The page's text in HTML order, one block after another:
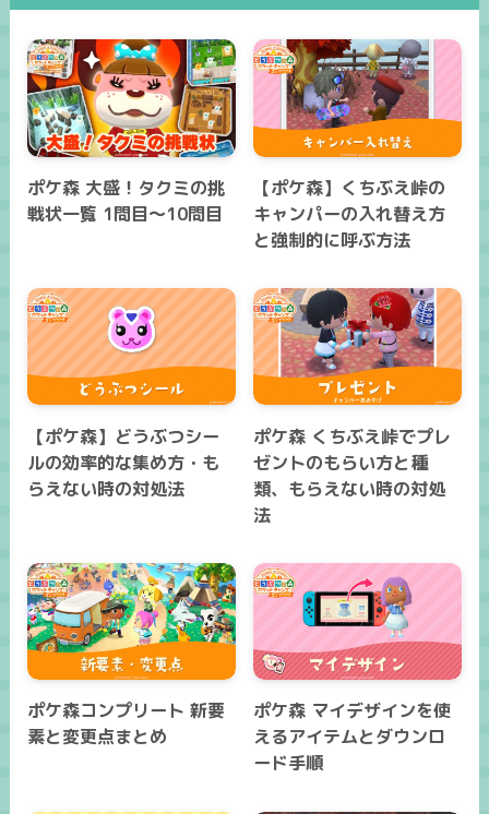
ポケ森 大盛！タクミの挑
戦状一覧 1問目～10問目
【ポケ森】くちぶえ峠の
キャンパーの入れ替え方
と強制的に呼ぶ方法
【ポケ森】どうぶつシー
ルの効率的な集め方・も
らえない時の対処法
ポケ森 くちぶえ峠でプレ
ゼントのもらい方と種
類、もらえない時の対処
法
ポケ森コンプリート 新要
素と変更点まとめ
ポケ森 マイデザインを使
えるアイテムとダウンロ
ード手順